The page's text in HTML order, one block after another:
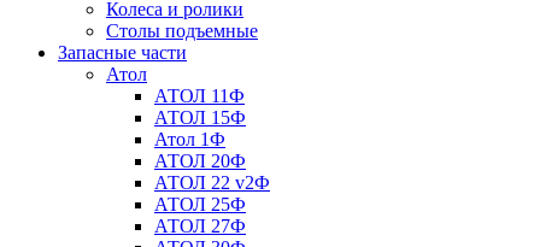
Колеса и ролики
Столы подъемные
Запасные части
Атол
АТОЛ 11Ф
АТОЛ 15Ф
Атол 1Ф
АТОЛ 20Ф
АТОЛ 22 v2Ф
АТОЛ 25Ф
АТОЛ 27Ф